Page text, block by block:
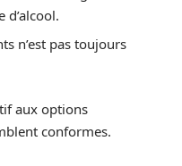
n’est pas toujours
aux options
conformes.